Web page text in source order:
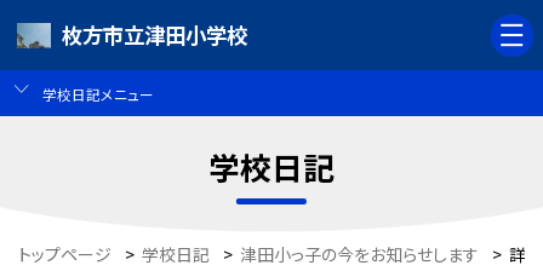
枚方市立津田小学校
学校日記メニュー
学校日記
トップページ > 学校日記 > 津田小っ子の今をお知らせします > 詳細